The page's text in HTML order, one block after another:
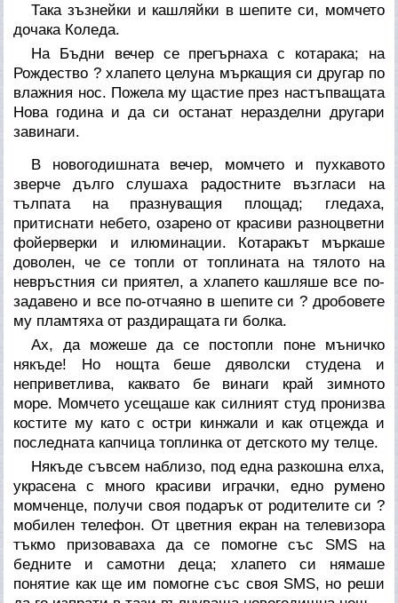
Така зъзнейки и кашляйки в шепите си, момчето
дочака Коледа.
На Бъдни вечер се прегърнаха с котарака; на
Рождество ? хлапето целуна мъркащия си другар по
влажния нос. Пожела му щастие през настъпващата
Нова година и да си останат неразделни другари
завинаги.
В новогодишната вечер, момчето и пухкавото
зверче дълго слушаха радостните възгласи на
тълпата на празнуващия площад; гледаха,
притиснати небето, озарено от красиви разноцветни
фойерверки и илюминации. Котаракът мъркаше
доволен, че се топли от топлината на тялото на
невръстния си приятел, а хлапето кашляше все по-
задавено и все по-отчаяно в шепите си ? дробовете
му пламтяха от раздиращата ги болка.
Ах, да можеше да се постопли поне мъничко
някъде! Но нощта беше дяволски студена и
неприветлива, каквато бе винаги край зимното
море. Момчето усещаше как силният студ пронизва
костите му като с остри кинжали и как отцежда и
последната капчица топлинка от детското му телце.
Някъде съвсем наблизо, под една разкошна елха,
украсена с много красиви играчки, едно румено
момченце, получи своя подарък от родителите си ?
мобилен телефон. От цветния екран на телевизора
тъкмо призоваваха да се помогне със SMS на
бедните и самотни деца; хлапето си нямаше
понятие как ще им помогне със своя SMS, но реши